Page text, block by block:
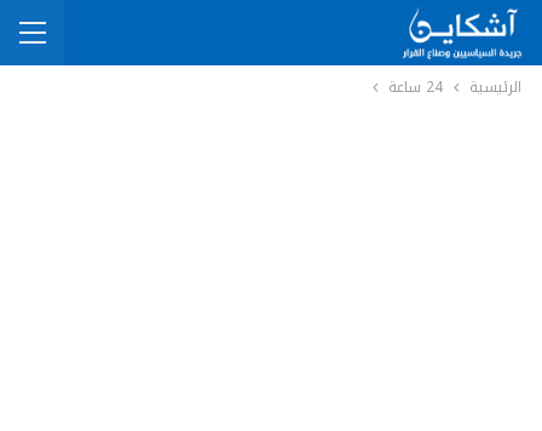
الرئيسية 24 ساعة